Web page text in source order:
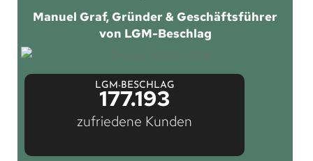
Manuel Graf, Gründer & Geschäftsführer
von LGM-Beschlag
LGM-BESCHLAG
177.193
zufriedene Kunden